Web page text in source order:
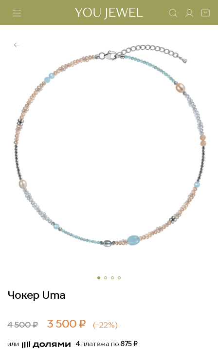
Чокер Uma
4 500 ₽ 3 500 ₽ (-22%)
или 4 платежа по 875 ₽